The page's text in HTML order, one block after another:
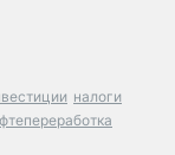
налоги